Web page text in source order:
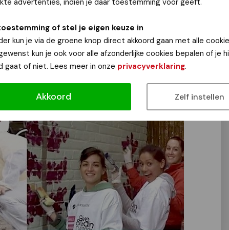
of stel je eigen keuze in
kun je via de groene knop direct akkoord gaan met alle
kun je ook voor alle afzonderlijke cookies bepalen of je
gaat of niet. Lees meer in onze privacyverklaring.
Akkoord Zelf instellen
Aanmelden kan via de website van de
uur)
23, Nijmegen